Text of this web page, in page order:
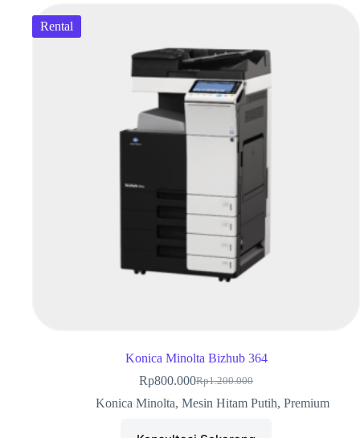
Rental
Konica Minolta Bizhub 364
Rp1.200.000
Rp800.000
Konica Minolta, Mesin Hitam Putih, Premium